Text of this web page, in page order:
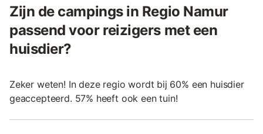
Zijn de campings in Regio Namur
passend voor reizigers met een
huisdier?
Zeker weten! In deze regio wordt bij 60% een huisdier
geaccepteerd. 57% heeft ook een tuin!